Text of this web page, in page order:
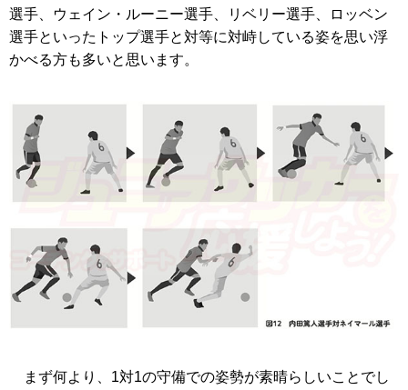
選手、ウェイン・ルーニー選手、リベリー選手、ロッベン
選手といったトップ選手と対等に対峙している姿を思い浮
かべる方も多いと思います。
まず何より、1対1の守備での姿勢が素晴らしいことでし